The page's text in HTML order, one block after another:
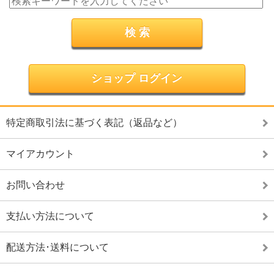
ショップ ログイン
特定商取引法に基づく表記（返品など）
マイアカウント
お問い合わせ
支払い方法について
配送方法･送料について